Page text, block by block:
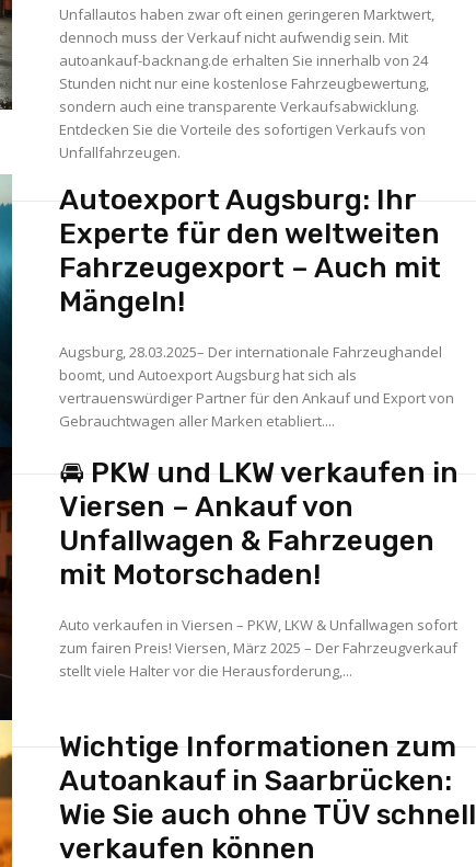
Unfallautos haben zwar oft einen geringeren Marktwert,
dennoch muss der Verkauf nicht aufwendig sein. Mit
autoankauf-backnang.de erhalten Sie innerhalb von 24
Stunden nicht nur eine kostenlose Fahrzeugbewertung,
sondern auch eine transparente Verkaufsabwicklung.
Entdecken Sie die Vorteile des sofortigen Verkaufs von
Unfallfahrzeugen.
Autoexport Augsburg: Ihr
Experte für den weltweiten
Fahrzeugexport – Auch mit
Mängeln!
Augsburg, 28.03.2025– Der internationale Fahrzeughandel
boomt, und Autoexport Augsburg hat sich als
vertrauenswürdiger Partner für den Ankauf und Export von
Gebrauchtwagen aller Marken etabliert....
🚘 PKW und LKW verkaufen in
Viersen – Ankauf von
Unfallwagen & Fahrzeugen
mit Motorschaden!
Auto verkaufen in Viersen – PKW, LKW & Unfallwagen sofort
zum fairen Preis! Viersen, März 2025 – Der Fahrzeugverkauf
stellt viele Halter vor die Herausforderung,...
Wichtige Informationen zum
Autoankauf in Saarbrücken:
Wie Sie auch ohne TÜV schnell
verkaufen können